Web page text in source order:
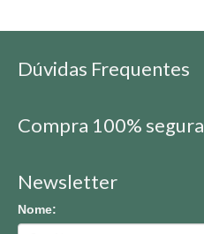
Dúvidas Frequentes
Compra 100% segura
Newsletter
Nome: